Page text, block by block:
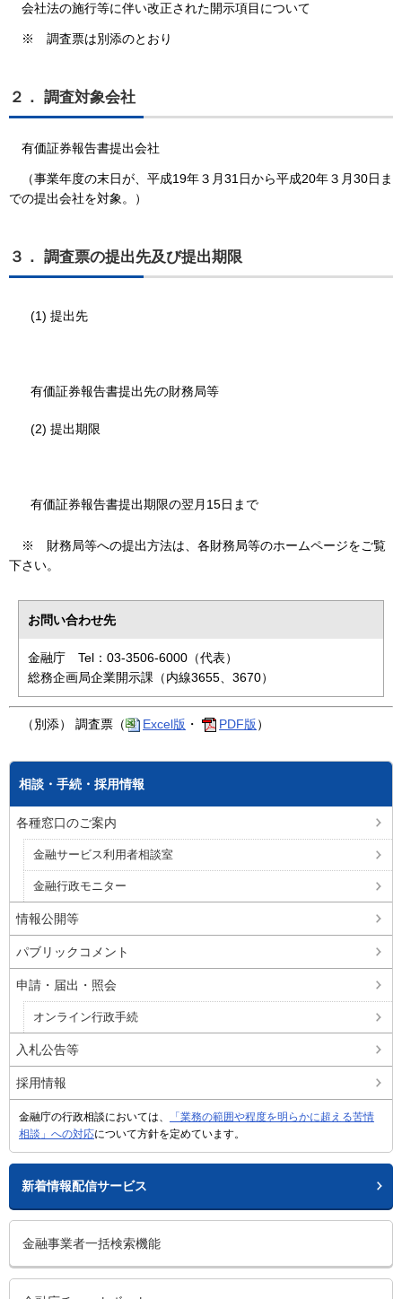
会社法の施行等に伴い改正された開示項目について
※ 調査票は別添のとおり
２． 調査対象会社
有価証券報告書提出会社
（事業年度の末日が、平成19年３月31日から平成20年３月30日ま
での提出会社を対象。）
３． 調査票の提出先及び提出期限
(1) 提出先
有価証券報告書提出先の財務局等
(2) 提出期限
有価証券報告書提出期限の翌月15日まで
※ 財務局等への提出方法は、各財務局等のホームページをご覧
下さい。
お問い合わせ先
金融庁 Tel：03-3506-6000（代表）
総務企画局企業開示課（内線3655、3670）
（別添） 調査票（ Excel版 ・ PDF版）
相談・手続・採用情報
各種窓口のご案内
金融サービス利用者相談室
金融行政モニター
情報公開等
パブリックコメント
申請・届出・照会
オンライン行政手続
入札公告等
採用情報
金融庁の行政相談においては、
「業務の範囲や程度を明らかに超える苦情
相談」への対応について方針を定めています。
新着情報配信サービス
金融事業者一括検索機能